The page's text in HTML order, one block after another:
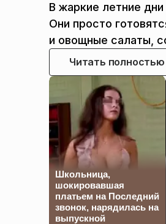
В жаркие летние
Они просто
и овощные салаты,
Читать полностью
Школьница,
шокировавшая
платьем на Последний
звонок, нарядилась на
выпускной